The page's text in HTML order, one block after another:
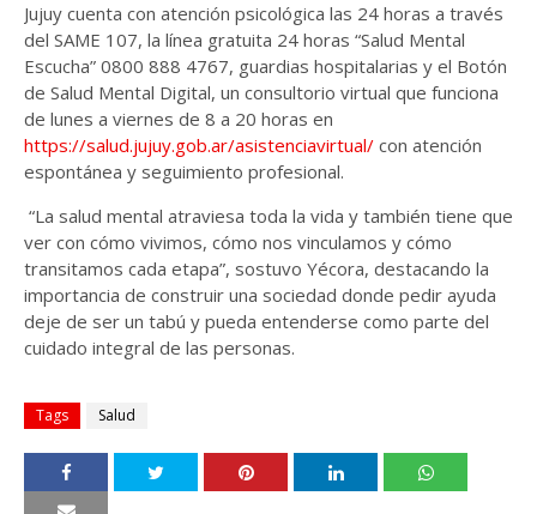
Jujuy cuenta con atención psicológica las 24 horas a través
del SAME 107, la línea gratuita 24 horas “Salud Mental
Escucha” 0800 888 4767, guardias hospitalarias y el Botón
de Salud Mental Digital, un consultorio virtual que funciona
de lunes a viernes de 8 a 20 horas en
https://salud.jujuy.gob.ar/asistenciavirtual/ con atención
espontánea y seguimiento profesional.
“La salud mental atraviesa toda la vida y también tiene que
ver con cómo vivimos, cómo nos vinculamos y cómo
transitamos cada etapa”, sostuvo Yécora, destacando la
importancia de construir una sociedad donde pedir ayuda
deje de ser un tabú y pueda entenderse como parte del
cuidado integral de las personas.
Tags Salud